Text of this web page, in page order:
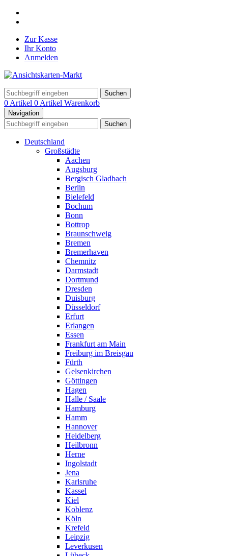
Zur Kasse
Ihr Konto
Anmelden
Suchen
0 Artikel 0 Artikel Warenkorb
Navigation
Suchen
Deutschland
Großstädte
Aachen
Augsburg
Bergisch Gladbach
Berlin
Bielefeld
Bochum
Bonn
Bottrop
Braunschweig
Bremen
Bremerhaven
Chemnitz
Darmstadt
Dortmund
Dresden
Duisburg
Düsseldorf
Erfurt
Erlangen
Essen
Frankfurt am Main
Freiburg im Breisgau
Fürth
Gelsenkirchen
Göttingen
Hagen
Halle / Saale
Hamburg
Hamm
Hannover
Heidelberg
Heilbronn
Herne
Ingolstadt
Jena
Karlsruhe
Kassel
Kiel
Koblenz
Köln
Krefeld
Leipzig
Leverkusen